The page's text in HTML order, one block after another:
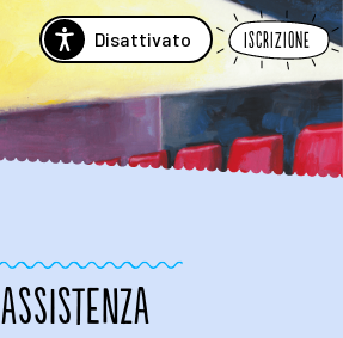
Disattivato Iscrizione
ASSISTENZA